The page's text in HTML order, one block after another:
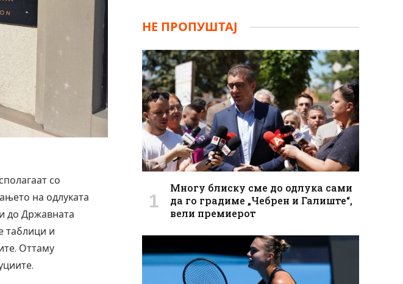
со
на одлуката
до Државната
таблици и
Оттаму
НЕ ПРОПУШТАЈ
Многу блиску сме до одлука сами
да го градиме „Чебрен и Галиште“,
вели премиерот